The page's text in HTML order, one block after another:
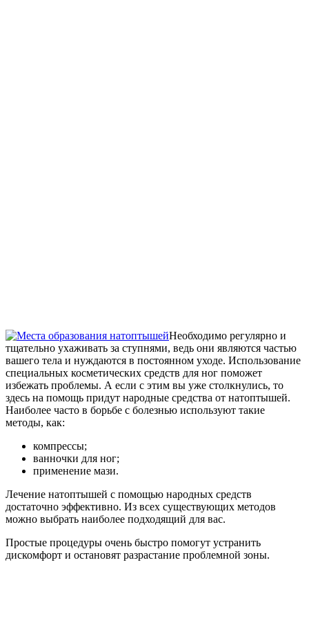
Необходимо регулярно и
тщательно ухаживать за ступнями, ведь они являются частью
вашего тела и нуждаются в постоянном уходе. Использование
специальных косметических средств для ног поможет
избежать проблемы. А если с этим вы уже столкнулись, то
здесь на помощь придут народные средства от натоптышей.
Наиболее часто в борьбе с болезнью используют такие
методы, как:
компрессы;
ванночки для ног;
применение мази.
Лечение натоптышей с помощью народных средств
достаточно эффективно. Из всех существующих методов
можно выбрать наиболее подходящий для вас.
Простые процедуры очень быстро помогут устранить
дискомфорт и остановят разрастание проблемной зоны.